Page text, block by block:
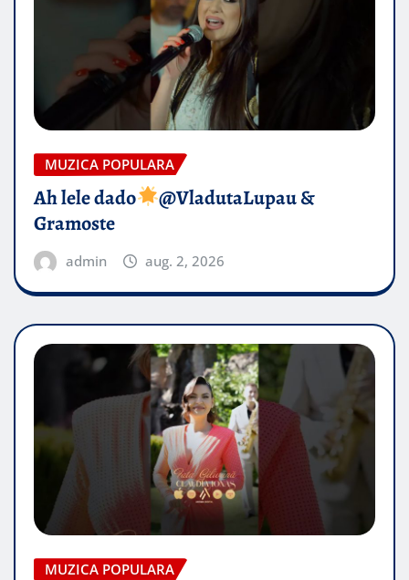
MUZICA POPULARA
Ah lele dado​
@VladutaLupau &
Gramoste
admin aug. 2, 2026
MUZICA POPULARA